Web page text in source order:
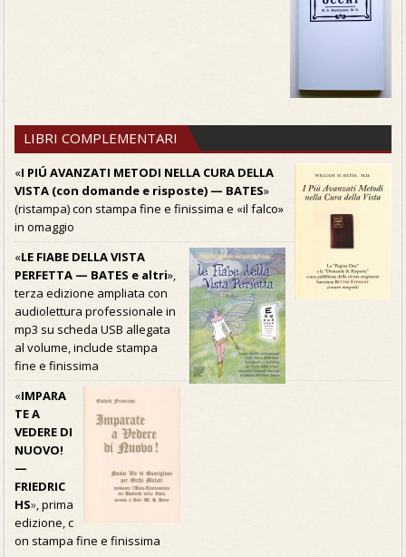
LIBRI COMPLEMENTARI
«I PIÚ AVANZATI METODI NELLA CURA DELLA
VISTA (con domande e risposte) — BATES»
(ristampa) con stampa fine e finissima e «il falco»
in omaggio
«LE FIABE DELLA VISTA
PERFETTA — BATES e altri»,
terza edizione ampliata con
audiolettura professionale in
mp3 su scheda USB allegata
al volume, include stampa
fine e finissima
«IMPARA
TE A
VEDERE DI
NUOVO!
—
FRIEDRIC
HS», prima
edizione, c
on stampa fine e finissima